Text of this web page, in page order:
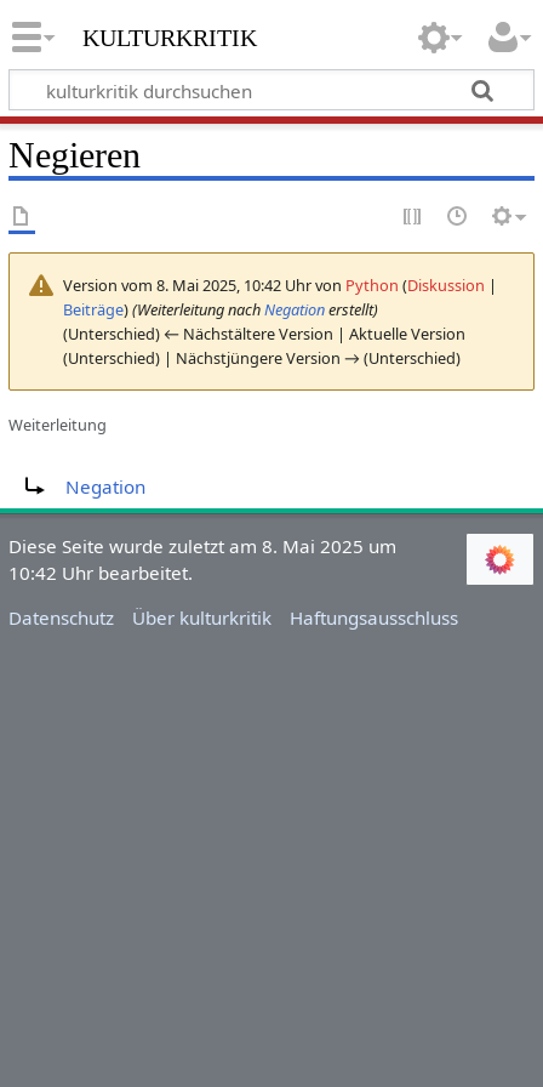
kulturkritik
Negieren
Version vom 8. Mai 2025, 10:42 Uhr von Python (Diskussion |
Beiträge)(Weiterleitung nachNegationerstellt)
(Unterschied) ← Nächstältere Version | Aktuelle Version
(Unterschied) | Nächstjüngere Version → (Unterschied)
Weiterleitung
Negation
Diese Seite wurde zuletzt am 8. Mai 2025 um
10:42 Uhr bearbeitet.
Datenschutz
Über kulturkritik Haftungsausschluss